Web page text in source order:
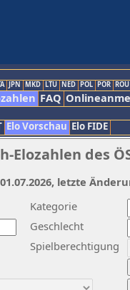
JPN MKD LTU NED POL POR ROU
FAQ
Elo Vorschau Elo FIDE
des
Kategorie
Geschlecht
Spielberechtigung
letzte